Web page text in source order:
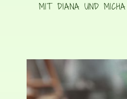
MIT DIANA UND